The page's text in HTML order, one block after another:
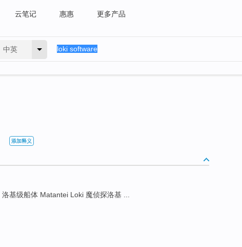
云笔记 惠惠 更多产品
中英
添加释义
基级船体 Matantei Loki 魔侦探洛基 ...